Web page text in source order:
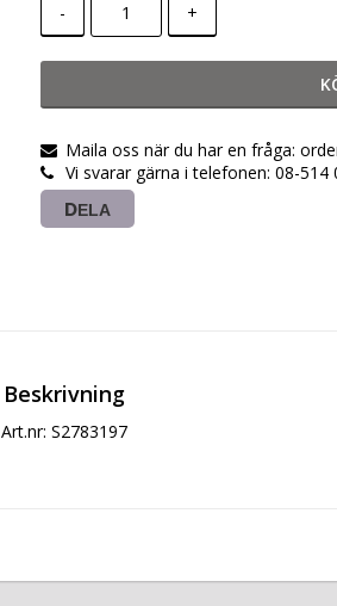
- +
Maila oss när du har en fråga:
Vi svarar gärna i telefonen: 08-514
DELA
Beskrivning
Art.nr: S2783197